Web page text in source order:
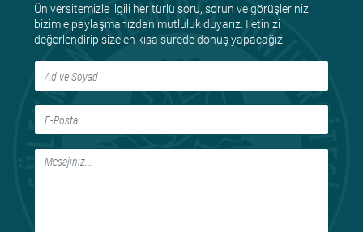
Üniversitemizle ilgili her türlü soru, sorun ve görüşlerinizi
bizimle paylaşmanızdan mutluluk duyarız. İletinizi
değerlendirip size en kısa sürede dönüş yapacağız.